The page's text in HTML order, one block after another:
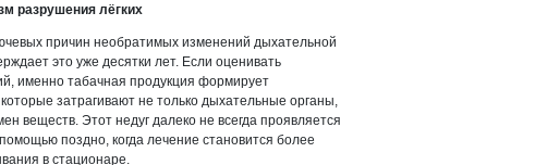
разрушения лёгких
причин необратимых изменений дыхательной
это уже десятки лет. Если оценивать
именно табачная продукция формирует
затрагивают не только дыхательные органы,
веществ. Этот недуг далеко не всегда проявляется
поздно, когда лечение становится более
в стационаре.